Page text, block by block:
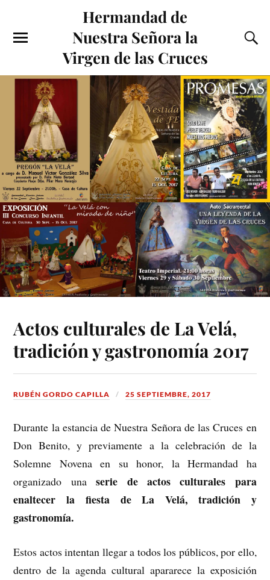
Hermandad de
Nuestra Señora la
Virgen de las Cruces
Actos culturales de La Velá,
tradición y gastronomía 2017
RUBÉN GORDO CAPILLA 25 SEPTIEMBRE, 2017
Durante la estancia de Nuestra Señora de las Cruces en
Don Benito, y previamente a la celebración de la
Solemne Novena en su honor, la Hermandad ha
organizado unaserie de actos culturales para
enaltecer la fiesta de La Velá, tradición y
gastronomía.
Estos actos intentan llegar a todos los públicos, por ello,
dentro de la agenda cultural apararece la exposición